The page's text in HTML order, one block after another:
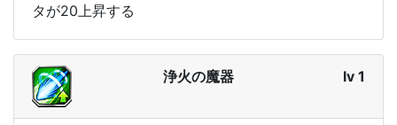
タが20上昇する
浄火の魔器 lv 1